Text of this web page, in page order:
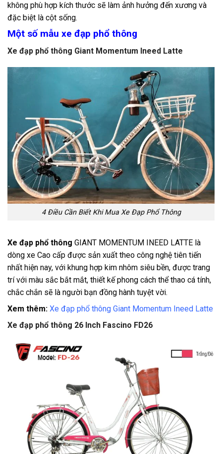
không phù hợp kích thước sẽ làm ảnh hưởng đến xương và
đặc biệt là cột sống.
Một số mẫu xe đạp phổ thông
Xe đạp phổ thông Giant Momentum Ineed Latte
4 Điều Cần Biết Khi Mua Xe Đạp Phổ Thông
Xe đạp phổ thông GIANT MOMENTUM INEED LATTE là
dòng xe Cao cấp được sản xuất theo công nghệ tiên tiến
nhất hiện nay, với khung hợp kim nhôm siêu bền, được trang
trí với màu sắc bắt mắt, thiết kế phong cách thể thao cá tính,
chắc chắn sẽ là người bạn đồng hành tuyệt vời.
Xem thêm: Xe đạp phổ thông Giant Momentum Ineed Latte
Xe đạp phổ thông 26 Inch Fascino FD26